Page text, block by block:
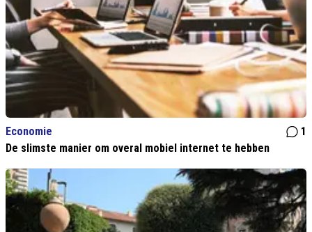
Economie
1
De slimste manier om overal mobiel internet te hebben